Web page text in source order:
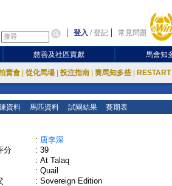
登入 /登記 常見問題
慈善及社區貢獻 馬會知
賣會 從化馬場 投注指南 賽馬知多些 RESTART
資料 馬匹資料 試閘結果 賽期表
: 唐李深
分
: 39
: At Talaq
: Quail
: Sovereign Edition